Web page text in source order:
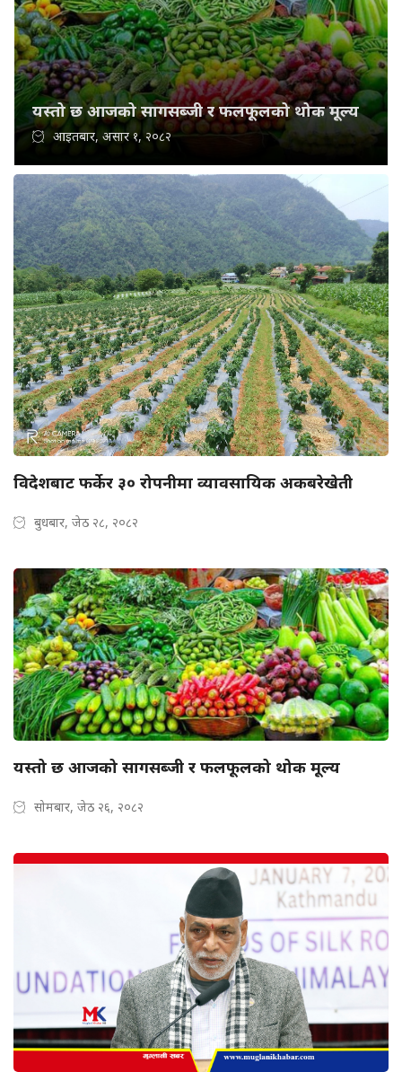
यस्तो छ आजको सागसब्जी र फलफूलको थोक मूल्य
आइतबार, असार १, २०८२
विदेशबाट फर्केर ३० रोपनीमा व्यावसायिक अकबरेखेती
बुधबार, जेठ २८, २०८२
यस्तो छ आजको सागसब्जी र फलफूलको थोक मूल्य
सोमबार, जेठ २६, २०८२